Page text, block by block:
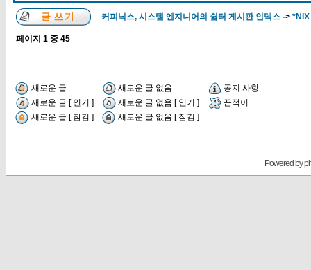
커피닉스, 시스템 엔지니어의 쉼터 게시판 인덱스 -> *NIX
페이지 1 중 45
새로운 글 새로운 글 없음
공지 사항
새로운 글 [ 인기 ]
새로운 글 없음 [ 인기 ]
끈적이
새로운 글 [ 잠김 ]
새로운 글 없음 [ 잠김 ]
Powered by